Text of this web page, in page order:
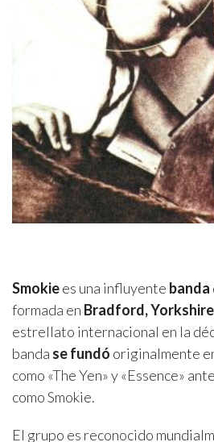
Smokiees una influyente banda
formada en Bradford, Yorkshire
estrellato internacional en la
banda se fundó originalmente
como «The Yen» y «Essence»
como Smokie.
El grupo es reconocido